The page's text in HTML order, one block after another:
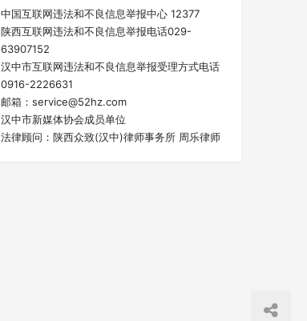
中国互联网违法和不良信息举报中心 12377
陕西互联网违法和不良信息举报电话029-
63907152
汉中市互联网违法和不良信息举报受理方式电话
0916-2226631
邮箱：service@52hz.com
汉中市新媒体协会成员单位
法律顾问：陕西众致(汉中)律师事务所 周乐律师